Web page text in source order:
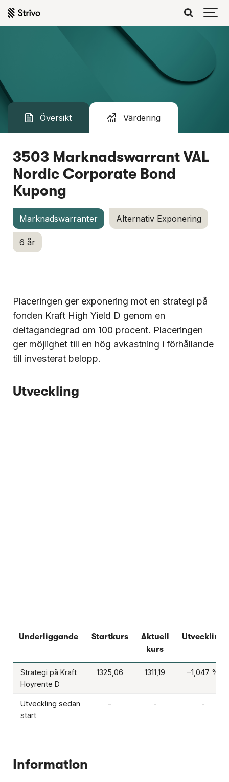
Översikt Värdering
3503 Marknadswarrant VAL
Nordic Corporate Bond
Kupong
Marknadswarranter Alternativ Exponering
6 år
Placeringen ger exponering mot en strategi på
fonden Kraft High Yield D genom en
deltagandegrad om 100 procent. Placeringen
ger möjlighet till en hög avkastning i förhållande
till investerat belopp.
Utveckling
Underliggande Startkurs
Aktuell
kurs
Utveckling
Strategi på Kraft
Hoyrente D
1325,06 1311,19 −1,047 %
Utveckling sedan
start
- - -
Information